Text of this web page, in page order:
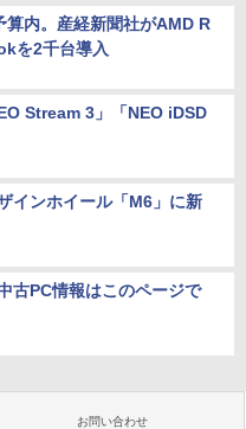
算内。産経新聞社がAMD R
を2千台導入
Stream 3」「NEO iDSD
インホイール「M6」に新
古PC情報はこのページで
お問い合わせ